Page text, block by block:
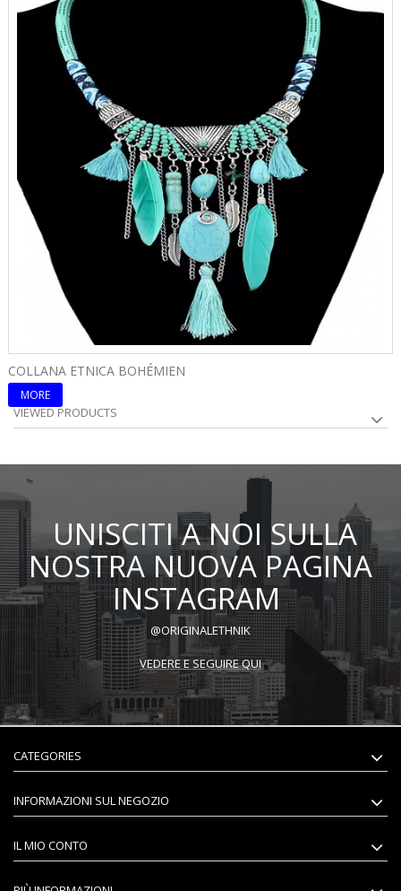
COLLANA ETNICA BOHÉMIEN
MORE
VIEWED PRODUCTS
UNISCITI A NOI SULLA
NOSTRA NUOVA PAGINA
INSTAGRAM
@ORIGINALETHNIK
VEDERE E SEGUIRE QUI
CATEGORIES
INFORMAZIONI SUL NEGOZIO
IL MIO CONTO